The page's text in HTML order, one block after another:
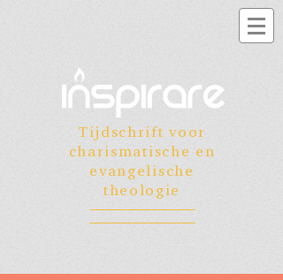
Tijdschrift voor
charismatische en
evangelische
theologie